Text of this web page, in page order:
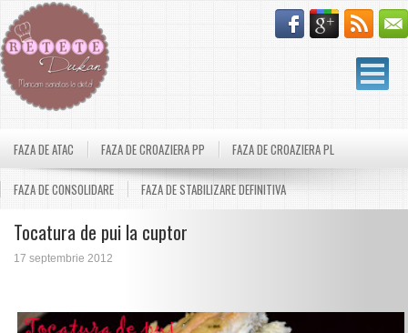
FAZA DE ATAC FAZA DE CROAZIERA PP FAZA DE CROAZIERA PL
FAZA DE CONSOLIDARE FAZA DE STABILIZARE DEFINITIVA
Tocatura de pui la cuptor
17 septembrie 2012